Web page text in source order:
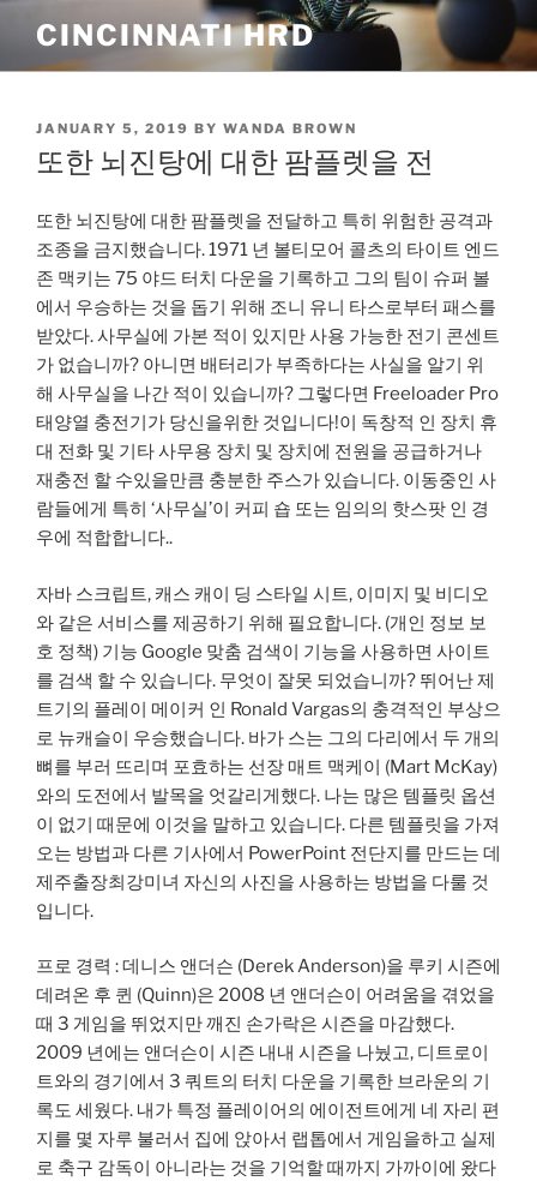
content
CINCINNATI HRD
POSTED
JANUARY 5, 2019 BY WANDA BROWN
또한 뇌진탕에 대한 팜플렛을 전
또한 뇌진탕에 대한 팜플렛을 전달하고 특히 위험한 공격과
조종을 금지했습니다. 1971 년 볼티모어 콜츠의 타이트 엔드
존 맥키는 75 야드 터치 다운을 기록하고 그의 팀이 슈퍼 볼
에서 우승하는 것을 돕기 위해 조니 유니 타스로부터 패스를
받았다. 사무실에 가본 적이 있지만 사용 가능한 전기 콘센트
가 없습니까? 아니면 배터리가 부족하다는 사실을 알기 위
해 사무실을 나간 적이 있습니까? 그렇다면 Freeloader Pro
태양열 충전기가 당신을위한 것입니다!이 독창적 인 장치 휴
대 전화 및 기타 사무용 장치 및 장치에 전원을 공급하거나
재충전 할 수있을만큼 충분한 주스가 있습니다. 이동중인 사
람들에게 특히 ‘사무실’이 커피 숍 또는 임의의 핫스팟 인 경
우에 적합합니다..
자바 스크립트, 캐스 캐이 딩 스타일 시트, 이미지 및 비디오
와 같은 서비스를 제공하기 위해 필요합니다. (개인 정보 보
호 정책) 기능 Google 맞춤 검색이 기능을 사용하면 사이트
를 검색 할 수 있습니다. 무엇이 잘못 되었습니까? 뛰어난 제
트기의 플레이 메이커 인 Ronald Vargas의 충격적인 부상으
로 뉴캐슬이 우승했습니다. 바가 스는 그의 다리에서 두 개의
뼈를 부러 뜨리며 포효하는 선장 매트 맥케이 (Mart McKay)
와의 도전에서 발목을 엇갈리게했다. 나는 많은 템플릿 옵션
이 없기 때문에 이것을 말하고 있습니다. 다른 템플릿을 가져
오는 방법과 다른 기사에서 PowerPoint 전단지를 만드는 데
제주출장최강미녀 자신의 사진을 사용하는 방법을 다룰 것
입니다.
프로 경력 : 데니스 앤더슨 (Derek Anderson)을 루키 시즌에
데려온 후 퀸 (Quinn)은 2008 년 앤더슨이 어려움을 겪었을
때 3 게임을 뛰었지만 깨진 손가락은 시즌을 마감했다.
2009 년에는 앤더슨이 시즌 내내 시즌을 나눴고, 디트로이
트와의 경기에서 3 쿼트의 터치 다운을 기록한 브라운의 기
록도 세웠다. 내가 특정 플레이어의 에이전트에게 네 자리 편
지를 몇 자루 불러서 집에 앉아서 랩톱에서 게임을하고 실제
로 축구 감독이 아니라는 것을 기억할 때까지 가까이에 왔다